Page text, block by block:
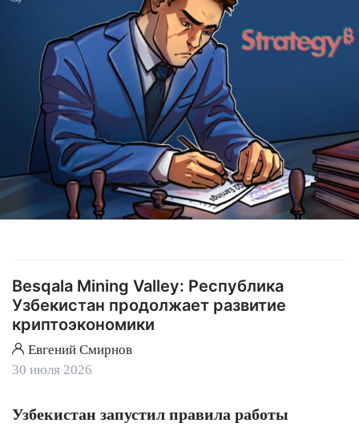
Besqala Mining Valley: Республика
Узбекистан продолжает развитие
криптоэкономики
Евгений Смирнов
30 июля 2026
Узбекистан запустил правила работы